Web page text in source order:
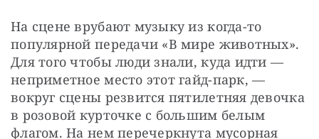
На сцене врубают музыку из когда-то
популярной передачи «В мире животных».
Для того чтобы люди знали, куда идти —
неприметное место этот гайд-парк, —
вокруг сцены резвится пятилетняя девочка
в розовой курточке с большим белым
флагом. На нем перечеркнута мусорная